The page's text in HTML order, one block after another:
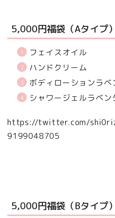
5,000円福袋（Aタイプ）
フェイスオイル
ハンドクリーム
ボディローションラベ
シャワージェルラベン
https://twitter.com/
9199048705
5,000円福袋（Bタイプ）